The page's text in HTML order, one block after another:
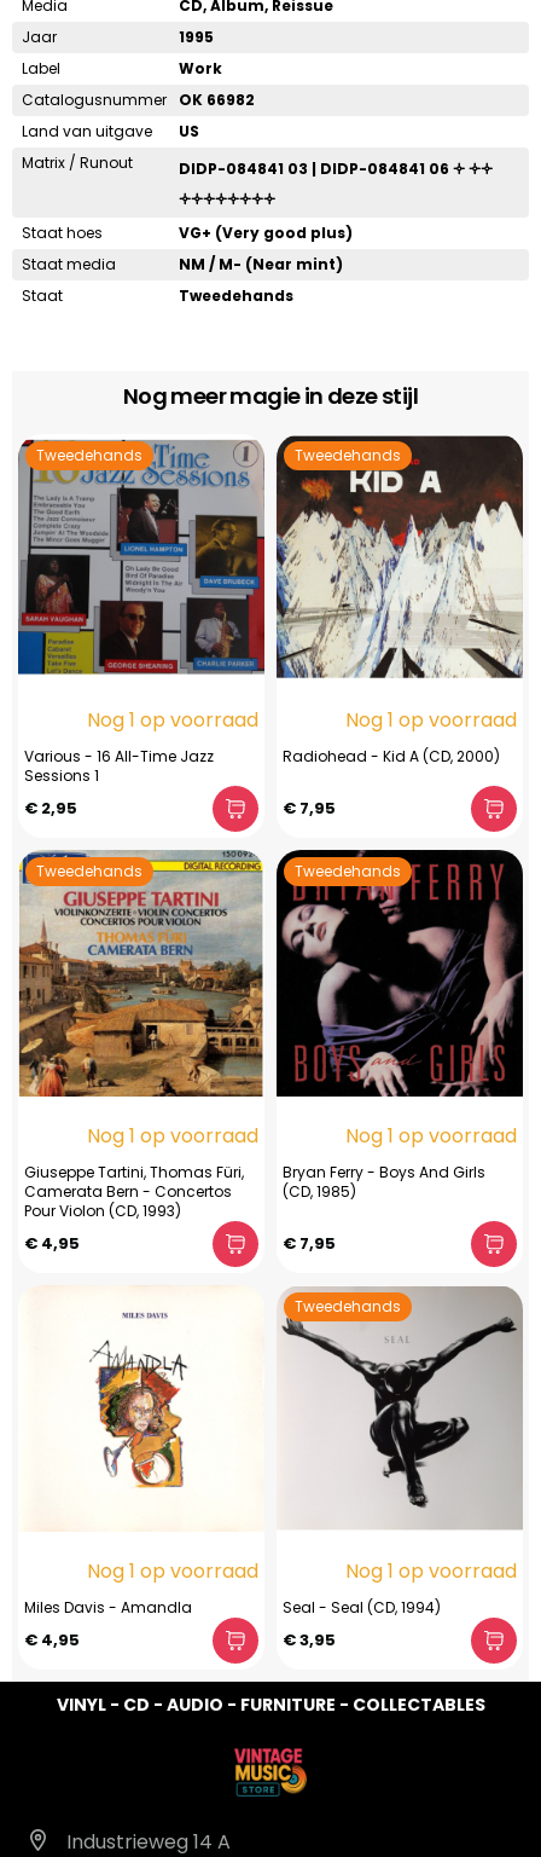
Media
CD, Album, Reissue
Jaar
1995
Label
Work
Catalogusnummer
OK 66982
Land van uitgave
US
Matrix / Runout
DIDP-084841 03 | DIDP-084841 06 🝊 🝊🝊
🝊🝊🝊🝊🝊🝊🝊🝊
Staat hoes
VG+ (Very good plus)
Staat media
NM / M- (Near mint)
Staat
Tweedehands
Nog meer magie in deze stijl
Tweedehands
Nog 1 op voorraad
Various - 16 All-Time Jazz
Sessions 1
€ 2,95
Tweedehands
Nog 1 op voorraad
Radiohead - Kid A (CD, 2000)
€ 7,95
Tweedehands
Nog 1 op voorraad
Giuseppe Tartini, Thomas Füri,
Camerata Bern - Concertos
Pour Violon (CD, 1993)
€ 4,95
Tweedehands
Nog 1 op voorraad
Bryan Ferry - Boys And Girls
(CD, 1985)
€ 7,95
Nog 1 op voorraad
Miles Davis - Amandla
€ 4,95
Tweedehands
Nog 1 op voorraad
Seal - Seal (CD, 1994)
€ 3,95
VINYL - CD - AUDIO - FURNITURE - COLLECTABLES
Industrieweg 14 A